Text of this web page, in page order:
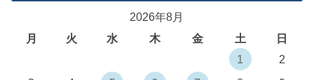
2026年8月
月
火 水 木 金 土
日
1
2